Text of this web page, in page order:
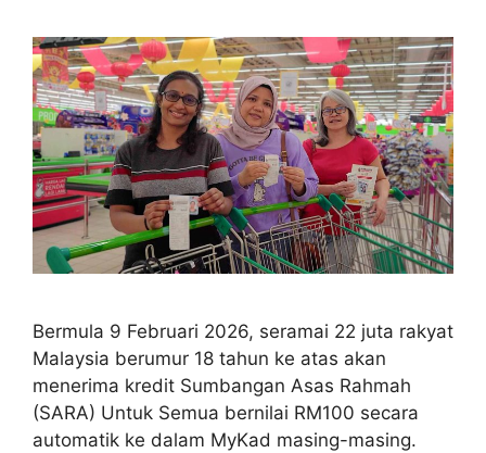
Bermula 9 Februari 2026, seramai 22 juta rakyat
Malaysia berumur 18 tahun ke atas akan
menerima kredit Sumbangan Asas Rahmah
(SARA) Untuk Semua bernilai RM100 secara
automatik ke dalam MyKad masing-masing.